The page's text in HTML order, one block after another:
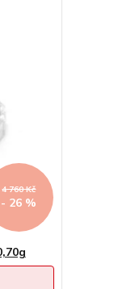
4 760 Kč
- 26 %